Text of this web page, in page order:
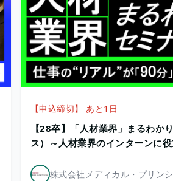
【申込締切】 あと1日
【28卒】「人材業界」まるわか
ス）～人材業界のインターンに
株式会社メディカル・プリン